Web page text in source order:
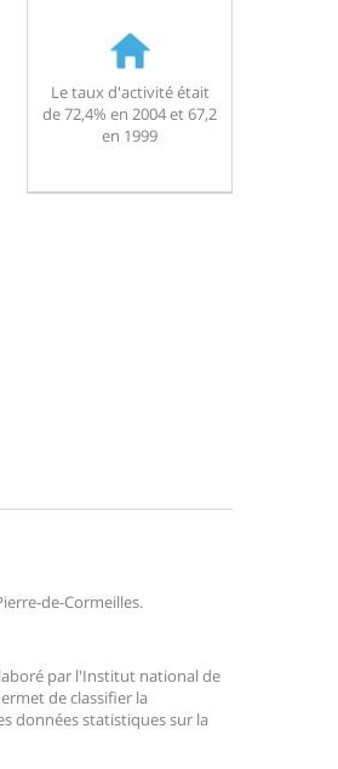
Le taux d'activité était
de 72,4% en 2004 et 67,2
en 1999
de-Cormeilles.
par l'Institut national de
de classifier la
données statistiques sur la